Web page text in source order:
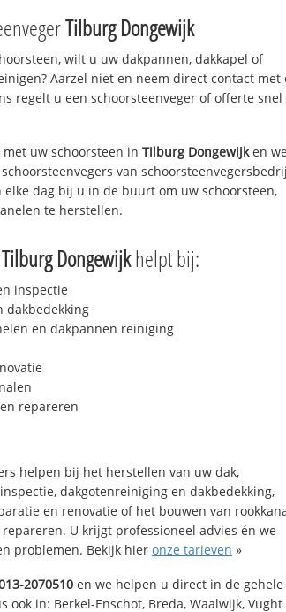
Tilburg Dongewijk
wilt u uw dakpannen, dakkapel of
Aarzel niet en neem direct contact met
regelt u een schoorsteenveger of offerte snel
uw schoorsteen in Tilburg Dongewijken
van
dag bij u in de buurt om uw schoorsteen,
te herstellen.
Tilburg Dongewijkhelpt bij:
inspectie
dakbedekking
en dakpannen reiniging
repareren
helpen bij het herstellen van uw dak,
dakgotenreiniging en dakbedekking,
en renovatie of het bouwen van
U krijgt professioneel advies én we
problemen. Bekijk hier onze tarieven »
2070510 en we helpen u direct in de gehele
ook in: Berkel-Enschot, Breda, Waalwijk, Vught